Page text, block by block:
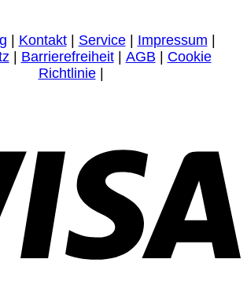
Kontakt| Service| Impressum
| Barrierefreiheit| AGB
Cookie
Richtlinie|